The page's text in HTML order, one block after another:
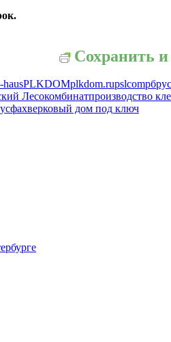
Сохранить и
hausPLKDOMplkdom.rupslcomp
Лесокомбинатпроизводство
фахверковый дом под ключ